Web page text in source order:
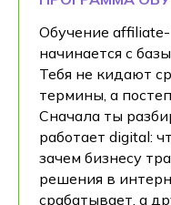
Обучение
начинается с
Тебя не кидают
термины, а
Сначала ты
работает digital:
зачем бизнесу
решения в
срабатывает, а